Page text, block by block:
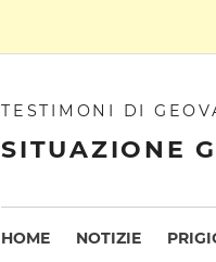
TESTIMONI DI
SITUAZIONE
HOME NOTIZIE